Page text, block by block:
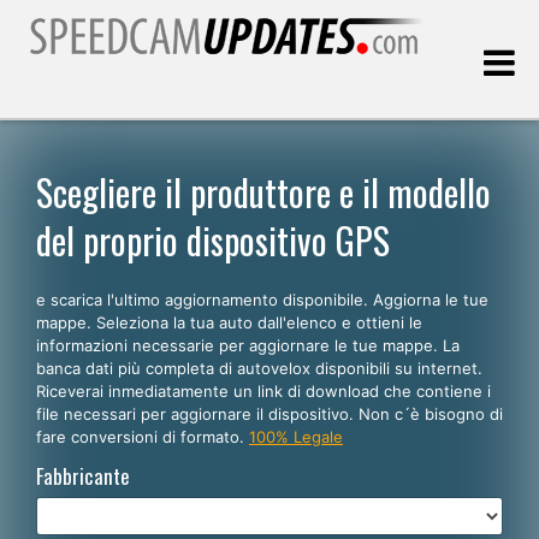
Clienti
SCEGLI LA LINGUA
Italiano
English
Español
Português
Scegliere il produttore e il modello
del proprio dispositivo GPS
e scarica l'ultimo aggiornamento disponibile. Aggiorna le tue
mappe. Seleziona la tua auto dall'elenco e ottieni le
informazioni necessarie per aggiornare le tue mappe. La
banca dati più completa di autovelox disponibili su internet.
Riceverai inmediatamente un link di download che contiene i
file necessari per aggiornare il dispositivo. Non c´è bisogno di
fare conversioni di formato. 100% Legale
Fabbricante